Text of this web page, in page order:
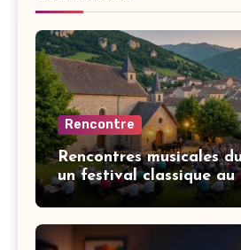
Rencontre
Rencontres musicales
un festival classique
Lozère